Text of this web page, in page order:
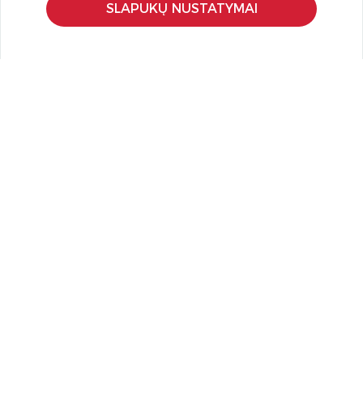
Kokybės ir saugumo standartai
Privatumo taisyklės
SLAPUKŲ NUSTATYMAI